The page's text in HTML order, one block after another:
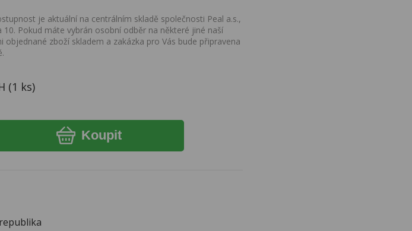
je aktuální na centrálním skladě společnosti Peal a.s.,
10. Pokud máte vybrán osobní odběr na některé jiné naší
objednané zboží skladem a zakázka pro Vás bude připravena
(1 ks)
Koupit